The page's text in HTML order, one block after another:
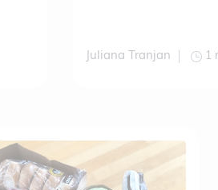
Juliana Tranjan 1